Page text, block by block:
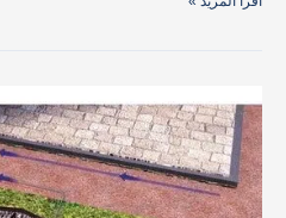
عزل
الخزانات
الارضية
بالتفصيل